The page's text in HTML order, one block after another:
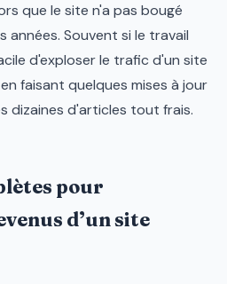
que le site n'a pas bougé
années. Souvent si le travail
d'exploser le trafic d'un site
faisant quelques mises à jour
dizaines d'articles tout frais.
pour
d’un site